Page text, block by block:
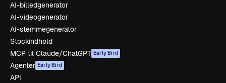
AI-billedgenerator
AI-videogenerator
AI-stemmegenerator
Stockindhold
MCP til Claude/ChatGPT Early Bird
Agenter Early Bird
API